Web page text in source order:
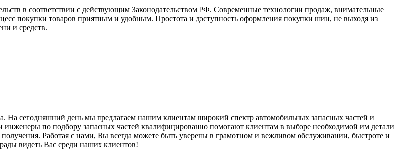
в соответствии с действующим Законодательством РФ. Современные технологии продаж, внимательные
покупки товаров приятным и удобным. Простота и доступность оформления покупки шин, не выходя из
и средств.
На сегодняшний день мы предлагаем нашим клиентам широкий спектр автомобильных запасных частей и
инженеры по подбору запасных частей квалифицированно помогают клиентам в выборе необходимой им детали
Работая с нами, Вы всегда можете быть уверены в грамотном и вежливом обслуживании, быстроте и
видеть Вас среди наших клиентов!